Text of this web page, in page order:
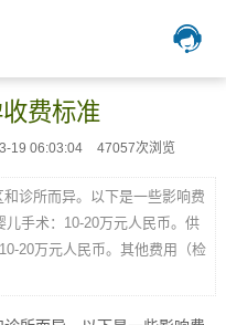
费标准
19 06:03:04 47057次浏览
诊所而异。以下是一些影响费
手术：10-20万元人民币。供
20万元人民币。其他费用（检